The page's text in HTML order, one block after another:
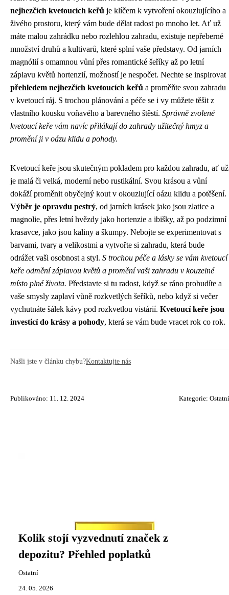
nejhezčích kvetoucích keřů je klíčem k vytvoření okouzlujícího a
živého prostoru, který vám bude dělat radost po mnoho let. Ať už
máte malou zahrádku nebo rozlehlou zahradu, existuje nepřeberné
množství druhů a kultivarů, které splní vaše představy. Od jarních
magnólií s omamnou vůní přes romantické šeříky až po letní
záplavu květů hortenzií, možností je nespočet. Nechte se inspirovat
přehledem nejhezčích kvetoucích keřů a proměňte svou zahradu
v kvetoucí ráj. S trochou plánování a péče se i vy můžete těšit z
vlastního kousku voňavého a barevného štěstí. Správně zvolené
kvetoucí keře vám navíc přilákají do zahrady užitečný hmyz a
promění ji v oázu klidu a pohody.
Kvetoucí keře jsou skutečným pokladem pro každou zahradu, ať už
je malá či velká, moderní nebo rustikální. Svou krásou a vůní
dokáží proměnit obyčejný kout v okouzlující oázu klidu a potěšení.
Výběr je opravdu pestrý, od jarních krásek jako jsou zlatice a
magnolie, přes letní hvězdy jako hortenzie a ibišky, až po podzimní
krasavce, jako jsou kaliny a škumpy. Nebojte se experimentovat s
barvami, tvary a velikostmi a vytvořte si zahradu, která bude
odrážet vaši osobnost a styl. S trochou péče a lásky se vám kvetoucí
keře odmění záplavou květů a promění vaši zahradu v kouzelné
místo plné života. Představte si tu radost, když se ráno probudíte a
vaše smysly zaplaví vůně rozkvetlých šeříků, nebo když si večer
vychutnáte šálek kávy pod rozkvetlou vistárií. Kvetoucí keře jsou
investicí do krásy a pohody, která se vám bude vracet rok co rok.
Našli jste v článku chybu?Kontaktujte nás
Publikováno: 11. 12. 2024 Kategorie: Ostatní
Kolik stojí vyzvednutí značek z
depozitu? Přehled poplatků
Ostatní
24. 05. 2026